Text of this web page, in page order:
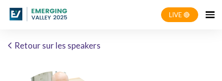
LIVE 🔴
Retour sur les speakers